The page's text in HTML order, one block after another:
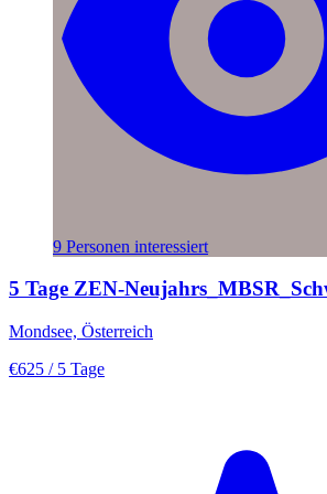
9 Personen interessiert
5 Tage ZEN-
Mondsee, Österreich
€625 / 5 Tage